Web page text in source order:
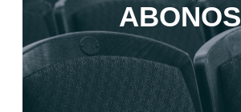
ABONOS